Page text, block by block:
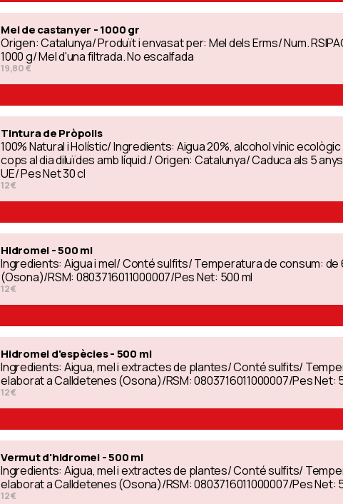
Mel de castanyer - 1000 gr
Origen: Catalunya/ Produït i envasat per: Mel dels Erms/ Num.
1000 g/ Mel d'una filtrada. No escalfada
19,80 €
Tintura de Pròpolis
100% Natural i Holístic/ Ingredients: Aigua 20%, alcohol vínic
cops al dia diluïdes amb líquid./ Origen: Catalunya/ Caduca als 5
UE/ Pes Net 30 cl
12 €
Hidromel - 500 ml
Ingredients: Aigua i mel/ Conté sulfits/ Temperatura de consum:
(Osona)/RSM: 0803716011000007/Pes Net: 500 ml
12 €
Hidromel d'espècies - 500 ml
Ingredients: Aigua, mel i extractes de plantes/ Conté sulfits/
elaborat a Calldetenes (Osona)/RSM: 0803716011000007/Pes Net:
12 €
Vermut d'hidromel - 500 ml
Ingredients: Aigua, mel i extractes de plantes/ Conté sulfits/
elaborat a Calldetenes (Osona)/RSM: 0803716011000007/Pes Net:
12 €